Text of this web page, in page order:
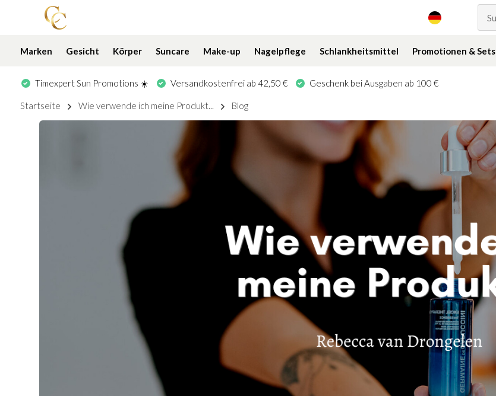
Marken Gesicht Körper Suncare Make-up Nagelpflege Schlankheitsmittel Promotionen & Sets
Timexpert Sun Promotions ☀️ Versandkostenfrei ab 42,50 € Geschenk bei Ausgaben ab 100 €
Startseite Wie verwende ich meine Produkt... Blog